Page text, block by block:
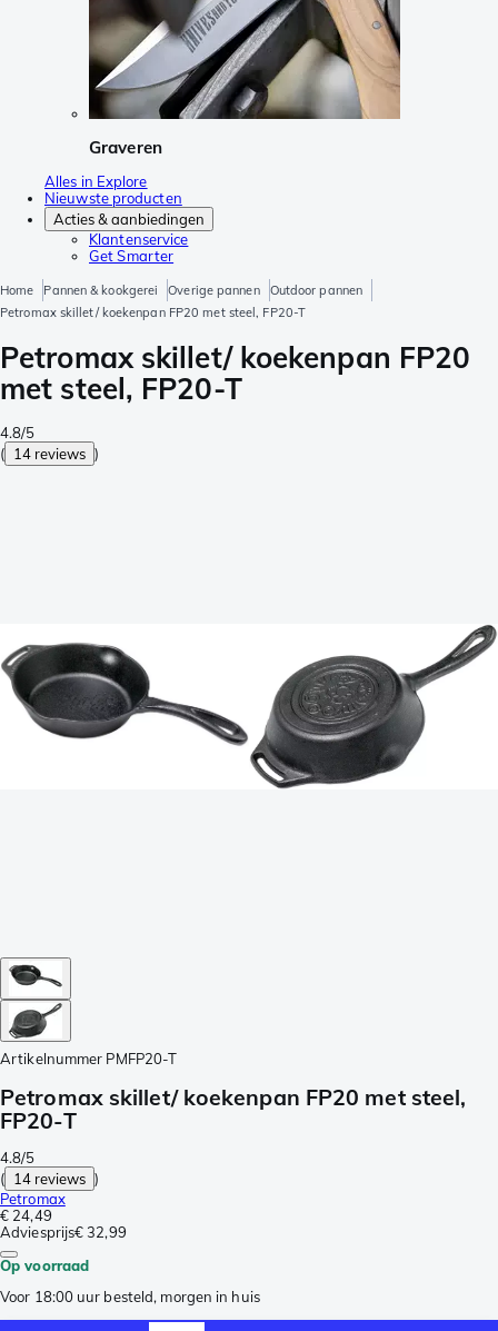
Graveren
Alles in Explore
Nieuwste producten
Acties & aanbiedingen
Klantenservice
Get Smarter
Home Pannen & kookgerei Overige pannen
Outdoor pannen
Petromax skillet/ koekenpan FP20 met steel, FP20-T
Petromax skillet/ koekenpan FP20
met steel, FP20-T
4.8/5
( 14 reviews )
Artikelnummer PMFP20-T
Petromax skillet/ koekenpan FP20 met steel,
FP20-T
4.8/5
( 14 reviews )
Petromax
€ 24,49
Adviesprijs€ 32,99
Op voorraad
Voor 18:00 uur besteld, morgen in huis